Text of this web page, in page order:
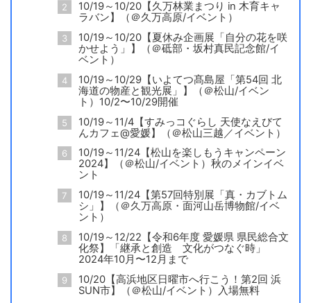
10/19～10/20【久万林業まつり in 木育キャ
ラバン】（＠久万高原/イベント）
10/19～10/20【夏休み企画展「自分の花を咲
かせよう」】（＠砥部・坂村真民記念館/イ
ベント）
10/19～10/29【いよてつ髙島屋「第54回 北
海道の物産と観光展」】（＠松山/イベン
ト）10/2〜10/29開催
10/19～11/4【すみっコぐらし 天使なえびて
んカフェ@愛媛】（＠松山三越／イベント）
10/19～11/24【松山を楽しもうキャンペーン
2024】（＠松山/イベント）秋のメインイベ
ント
10/19～11/24【第57回特別展「真・カブトム
シ」】（＠久万高原・面河山岳博物館/イベ
ント）
10/19～12/22【令和6年度 愛媛県 県民総合文
化祭】「継承と創造 文化がつなぐ時」
2024年10月〜12月まで
10/20【高浜地区日曜市へ行こう！第2回 浜
SUN市】（＠松山/イベント）入場無料